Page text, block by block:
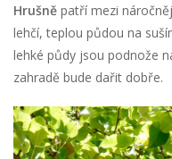
Hrušně patří mezi
lehčí, teplou půdou na
lehké půdy jsou podnože
zahradě bude dařit dobře.